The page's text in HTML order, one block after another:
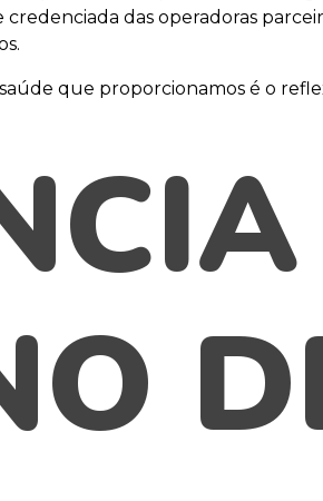
das operadoras
que proporcionamos é o